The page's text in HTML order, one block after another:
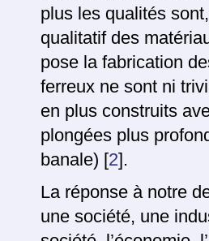
plus les qualités
qualitatif des
pose la fabrication
ferreux ne sont ni
en plus construits
plongées plus
banale) [2] .
La réponse à notre
une société, une